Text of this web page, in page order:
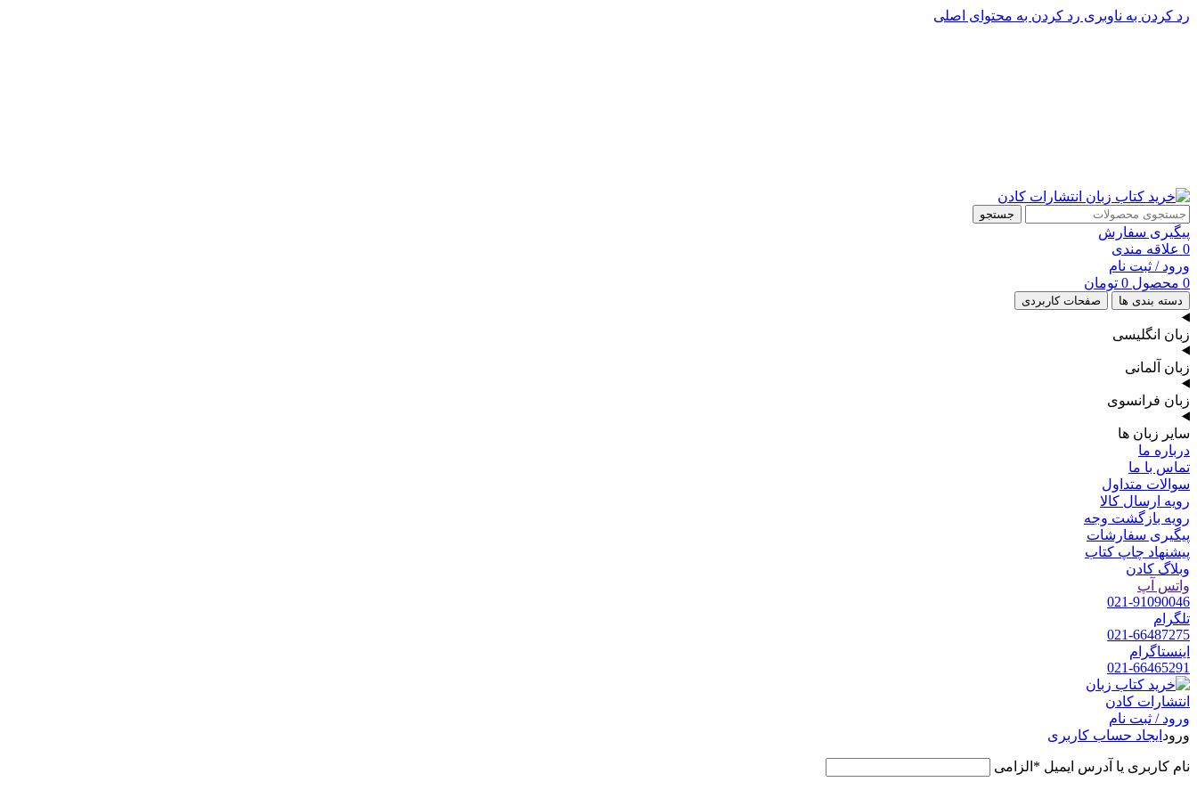
رد کردن به ناوبری رد کردن به محتوای اصلی
جستجو
پیگیری سفارش
0 علاقه مندی
ورود / ثبت نام
0 محصول 0 تومان
دسته بندی ها صفحات کاربردی
زبان انگلیسی
زبان آلمانی
زبان فرانسوی
سایر زبان ها
درباره ما
تماس با ما
سوالات متداول
رویه ارسال کالا
رویه بازگشت وجه
پیگیری سفارشات
پیشنهاد چاپ کتاب
وبلاگ کادن
واتس آپ
021-91090046
تلگرام
021-66487275
اینستاگرام
021-66465291
ورود / ثبت نام
ورود ایجاد حساب کاربری
نام کاربری یا آدرس ایمیل * الزامی